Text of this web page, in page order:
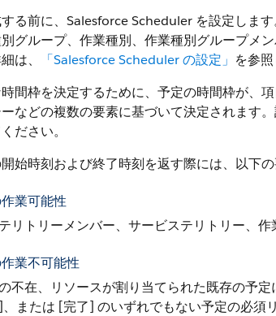
る前に、Salesforce Scheduler を設定しま
グループ、作業種別、作業種別グループメ
は、
「Salesforce Scheduler の設定」 を参照
間枠を決定するために、予定の時間枠が、
などの複数の要素に基づいて決定されます。
ださい。
始時刻および終了時刻を返す際には、以下の
業可能性
リトリーメンバー、サービステリトリー、
業不可能性
不在、リソースが割り当てられた既存の予
または [完了] のいずれでもない予定の必須